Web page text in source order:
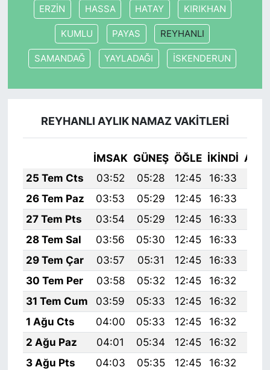
ERZİN HASSA HATAY KIRIKHAN
KUMLU PAYAS REYHANLI
SAMANDAĞ YAYLADAĞI İSKENDERUN
REYHANLI AYLIK NAMAZ VAKITLERI
İMSAK GÜNEŞ ÖĞLE İKINDI
25 Tem Cts
03:52 05:28 12:45 16:33
26 Tem Paz
03:53 05:29 12:45 16:33
27 Tem Pts
03:54 05:29 12:45 16:33
28 Tem Sal
03:56 05:30 12:45 16:33
29 Tem Çar
03:57 05:31 12:45 16:33
30 Tem Per
03:58 05:32 12:45 16:32
31 Tem Cum
03:59 05:33 12:45 16:32
1 Ağu Cts
04:00 05:33 12:45 16:32
2 Ağu Paz
04:01 05:34 12:45 16:32
3 Ağu Pts
04:03 05:35 12:45 16:32